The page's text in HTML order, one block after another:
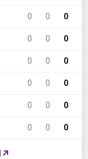
0 0 0
0 0 0
0 0 0
0 0 0
0 0 0
0 0 0
↗